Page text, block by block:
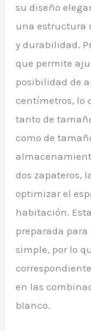
su diseño
una estructura
y durabilidad.
que permite
posibilidad de
centímetros, lo
tanto de
como de
dos zapateros,
optimizar el
habitación.
preparada
simple, por lo
en las
blanco.